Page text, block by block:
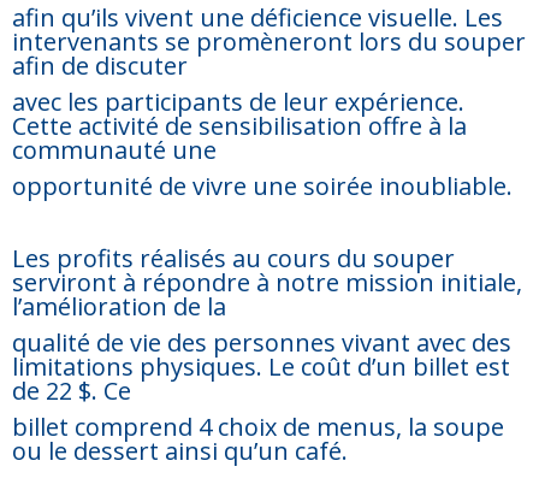
afin qu’ils vivent une déficience visuelle. Les
intervenants se promèneront lors du souper
afin de discuter
avec les participants de leur expérience.
Cette activité de sensibilisation offre à la
communauté une
opportunité de vivre une soirée inoubliable.
Les profits réalisés au cours du souper
serviront à répondre à notre mission initiale,
l’amélioration de la
qualité de vie des personnes vivant avec des
limitations physiques. Le coût d’un billet est
de 22 $. Ce
billet comprend 4 choix de menus, la soupe
ou le dessert ainsi qu’un café.